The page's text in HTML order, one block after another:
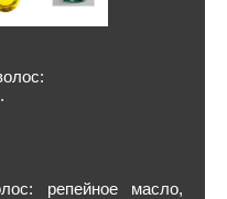
репейное масло,